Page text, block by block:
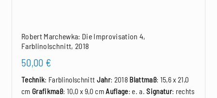
Robert Marchewka: Die Improvisation 4,
Farblinolschnitt, 2018
50,00 €
Technik: Farblinolschnitt Jahr: 2018 Blattmaß: 15,6 x 21,0
cm Grafikmaß: 10,0 x 9,0 cmAuflage: e. a.Signatur: rechts